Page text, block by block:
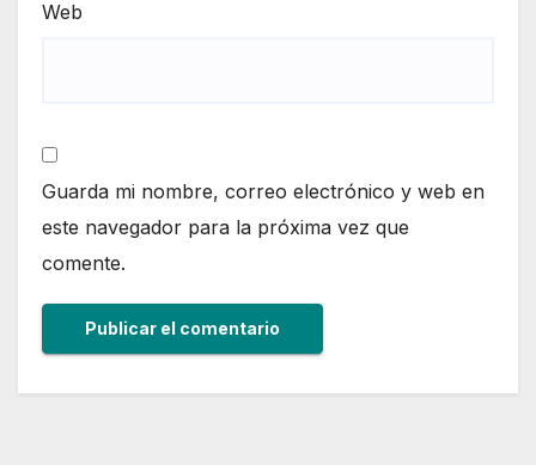
Web
Guarda mi nombre, correo electrónico y web en
este navegador para la próxima vez que
comente.